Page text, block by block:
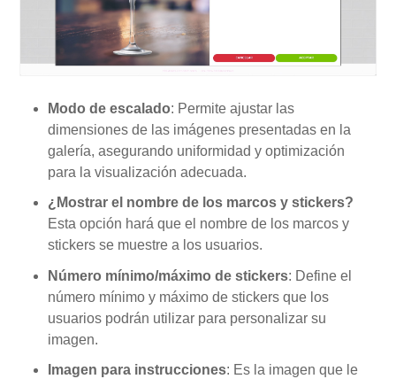
Modo de escalado: Permite ajustar las
dimensiones de las imágenes presentadas en la
galería, asegurando uniformidad y optimización
para la visualización adecuada.
¿Mostrar el nombre de los marcos y stickers?
Esta opción hará que el nombre de los marcos y
stickers se muestre a los usuarios.
Número mínimo/máximo de stickers: Define el
número mínimo y máximo de stickers que los
usuarios podrán utilizar para personalizar su
imagen.
Imagen para instrucciones: Es la imagen que le